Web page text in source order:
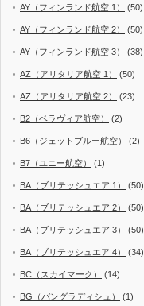
AY（フィンランド航空 1） (50)
AY（フィンランド航空 2） (50)
AY（フィンランド航空 3） (38)
AZ（アリタリア航空 1） (50)
AZ（アリタリア航空 2） (23)
B2（ベラヴィア航空） (2)
B6（ジェットブルー航空） (2)
B7（ユニー航空） (1)
BA（ブリテッシュエア 1） (50)
BA（ブリテッシュエア 2） (50)
BA（ブリテッシュエア 3） (50)
BA（ブリテッシュエア 4） (34)
BC（スカイマーク） (14)
BG（バングラディシュ） (1)